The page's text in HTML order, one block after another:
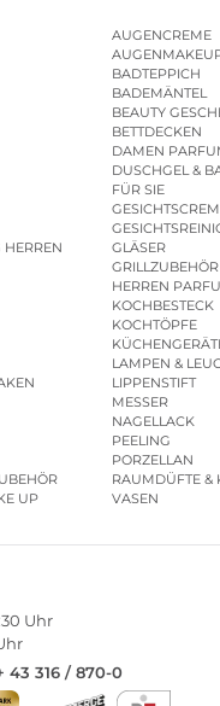
AUGENCREME
BADTEPPICH
BADEMÄNTEL
BEAUTY
BETTDECKEN
DAMEN
DUSCHGEL &
FÜR SIE
HERREN
GLÄSER
GRILLZUBEHÖR
HERREN
KOCHBESTECK
KOCHTÖPFE
LAMPEN &
LIPPENSTIFT
MESSER
NAGELLACK
PEELING
PORZELLAN
RAUMDÜFTE &
UP
VASEN
Uhr
43 316 / 870-0